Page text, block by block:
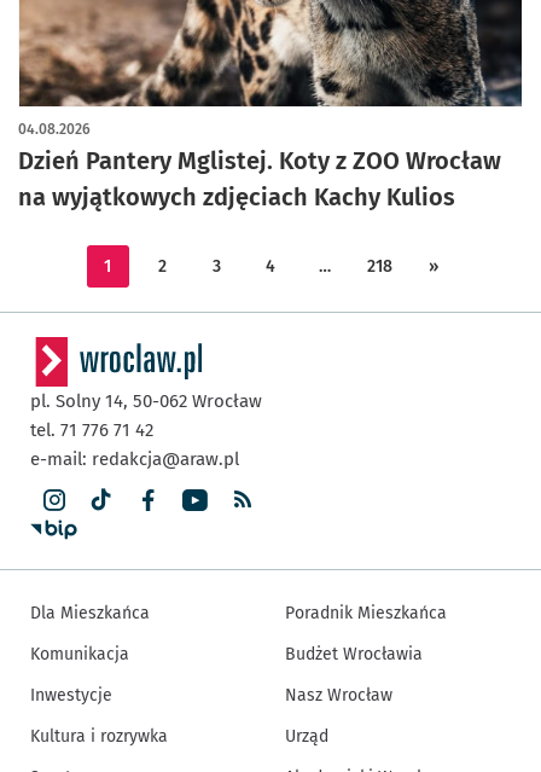
Dzień Pantery Mglistej. Koty z ZOO Wrocław
na wyjątkowych zdjęciach Kachy Kulios
04.08.2026
artykuł z galerią zdjęć
1 2 3 4 … 218 »
pl. Solny 14, 50-062 Wrocław
tel. 71 776 71 42
e-mail: redakcja@araw.pl
Dla Mieszkańca
Komunikacja
Inwestycje
Kultura i rozrywka
Poradnik Mieszkańca
Budżet Wrocławia
Nasz Wrocław
Urząd